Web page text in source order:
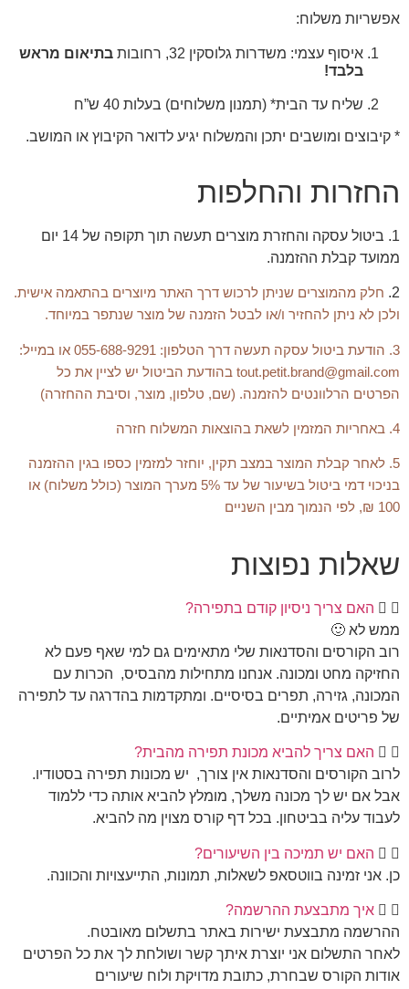
אפשריות משלוח:
איסוף עצמי: משדרות גלוסקין 32, רחובות
בתיאום מראש
בלבד!
שליח עד הבית* (תמנון משלוחים) בעלות 40 ש”ח
* קיבוצים ומושבים יתכן והמשלוח יגיע לדואר הקיבוץ או המושב.
החזרות והחלפות
1. ביטול עסקה והחזרת מוצרים תעשה תוך תקופה של 14 יום
ממועד קבלת ההזמנה.
2. חלק מהמוצרים שניתן לרכוש דרך האתר מיוצרים בהתאמה אישית.
ולכן לא ניתן להחזיר ו/או לבטל הזמנה של מוצר שנתפר במיוחד.
3. הודעת ביטול עסקה תעשה דרך הטלפון: 055-688-9291 או במייל:
tout.petit.brand@gmail.com בהודעת הביטול יש לציין את כל
הפרטים הרלוונטים להזמנה. (שם, טלפון, מוצר, וסיבת ההחזרה)
4. באחריות המזמין לשאת בהוצאות המשלוח חזרה
5. לאחר קבלת המוצר במצב תקין, יוחזר למזמין כספו בגין ההזמנה
בניכוי דמי ביטול בשיעור של עד 5% מערך המוצר (כולל משלוח) או
100 ₪, לפי הנמוך מבין השניים
שאלות נפוצות
האם צריך ניסיון קודם בתפירה?
ממש לא 🙂
רוב הקורסים והסדנאות שלי מתאימים גם למי שאף פעם לא
החזיקה מחט ומכונה. אנחנו מתחילות מהבסיס, הכרות עם
המכונה, גזירה, תפרים בסיסיים. ומתקדמות בהדרגה עד לתפירה
של פריטים אמיתיים.
האם צריך להביא מכונת תפירה מהבית?
לרוב הקורסים והסדנאות אין צורך, יש מכונות תפירה בסטודיו.
אבל אם יש לך מכונה משלך, מומלץ להביא אותה כדי ללמוד
לעבוד עליה בביטחון. בכל דף קורס מצוין מה להביא.
האם יש תמיכה בין השיעורים?
כן. אני זמינה בווטסאפ לשאלות, תמונות, התייעצויות והכוונה.
איך מתבצעת ההרשמה?
ההרשמה מתבצעת ישירות באתר בתשלום מאובטח.
לאחר התשלום אני יוצרת איתך קשר ושולחת לך את כל הפרטים
אודות הקורס שבחרת, כתובת מדויקת ולוח שיעורים